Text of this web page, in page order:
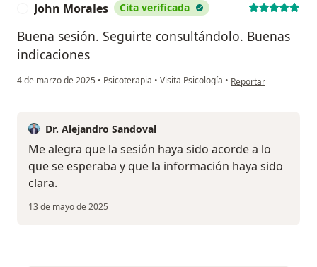
John Morales Cita verificada
Buena sesión. Seguirte consultándolo. Buenas
indicaciones
4 de marzo de 2025 • Psicoterapia • Visita Psicología • en opinión del
Reportar
Dr. Alejandro Sandoval
Me alegra que la sesión haya sido acorde a lo
que se esperaba y que la información haya sido
clara.
13 de mayo de 2025